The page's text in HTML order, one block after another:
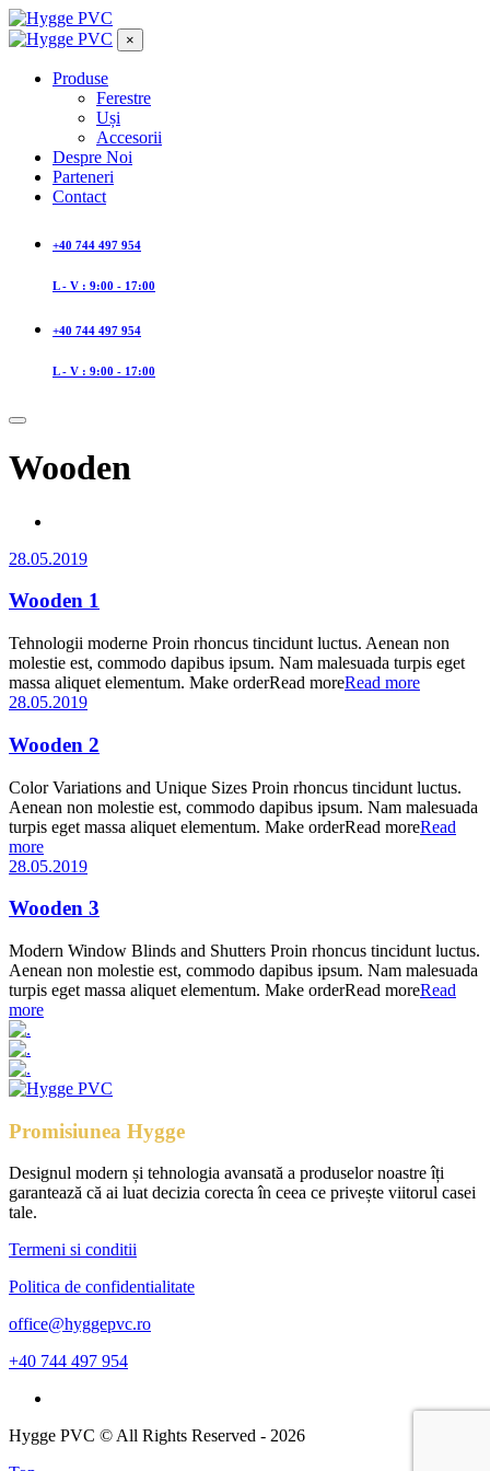
×
Produse
Ferestre
Uși
Accesorii
Despre Noi
Parteneri
Contact
+40 744 497 954
L - V : 9:00 - 17:00
+40 744 497 954
L - V : 9:00 - 17:00
Wooden
28.05.2019
Wooden 1
Tehnologii moderne Proin rhoncus tincidunt luctus. Aenean non
molestie est, commodo dapibus ipsum. Nam malesuada turpis eget
massa aliquet elementum. Make orderRead moreRead more
28.05.2019
Wooden 2
Color Variations and Unique Sizes Proin rhoncus tincidunt luctus.
Aenean non molestie est, commodo dapibus ipsum. Nam malesuada
turpis eget massa aliquet elementum. Make orderRead moreRead
more
28.05.2019
Wooden 3
Modern Window Blinds and Shutters Proin rhoncus tincidunt luctus.
Aenean non molestie est, commodo dapibus ipsum. Nam malesuada
turpis eget massa aliquet elementum. Make orderRead moreRead
more
Promisiunea Hygge
Designul modern și tehnologia avansată a produselor noastre îți
garantează că ai luat decizia corecta în ceea ce privește viitorul casei
tale.
Termeni si conditii
Politica de confidentialitate
office@hyggepvc.ro
+40 744 497 954
Hygge PVC © All Rights Reserved - 2026